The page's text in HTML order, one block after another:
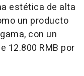
estética de alta
un producto
con un
12.800 RMB por